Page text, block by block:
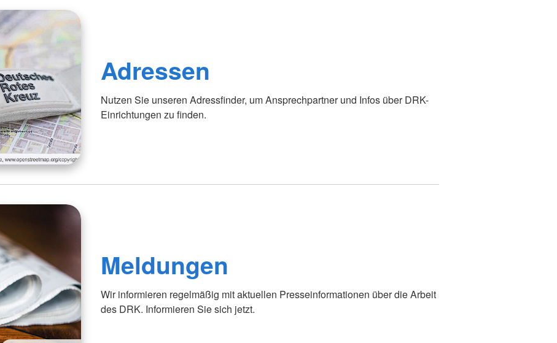
Adressen
Nutzen Sie unseren Adressfinder, um Ansprechpartner und Infos über DRK-
Einrichtungen zu finden.
Meldungen
Wir informieren regelmäßig mit aktuellen Presseinformationen über die Arbeit
des DRK. Informieren Sie sich jetzt.